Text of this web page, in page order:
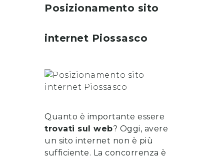
Posizionamento sito
internet Piossasco
Quanto è importante essere
trovati sul web? Oggi, avere
un sito internet non è più
sufficiente. La concorrenza è